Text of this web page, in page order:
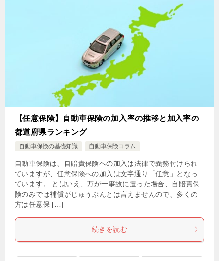
【任意保険】自動車保険の加入率の推移と加入率の
都道府県ランキング
自動車保険の基礎知識 自動車保険コラム
自動車保険は、自賠責保険への加入は法律で義務付けられ
ていますが、任意保険への加入は文字通り「任意」となっ
ています。 とはいえ、万が一事故に遭った場合、自賠責保
険のみでは補償がじゅうぶんとは言えませんので、多くの
方は任意保 […]
続きを読む